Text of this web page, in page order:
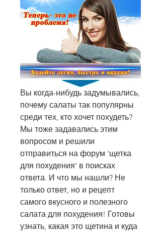
Вы когда-нибудь задумывались,
почему салаты так популярны
среди тех, кто хочет похудеть?
Мы тоже задавались этим
вопросом и решили
отправиться на форум 'щетка
для похудения' в поисках
ответа. И что мы нашли? Не
только ответ, но и рецепт
самого вкусного и полезного
салата для похудения! Готовы
узнать, какая это щетина и куда